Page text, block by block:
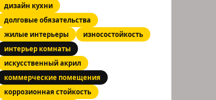
дизайн кухни
долговые обязательства
жилые интерьеры
износостойкость
интерьер комнаты
искусственный акрил
коммерческие помещения
коррозионная стойкость